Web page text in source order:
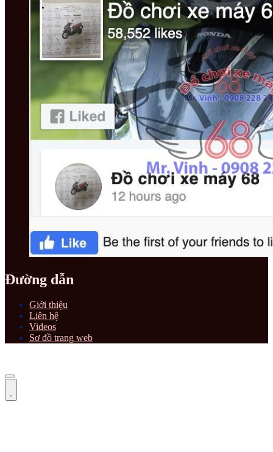
Đường dẫn
Giới thiệu
Liên hệ
Videos
Sơ đồ trang web